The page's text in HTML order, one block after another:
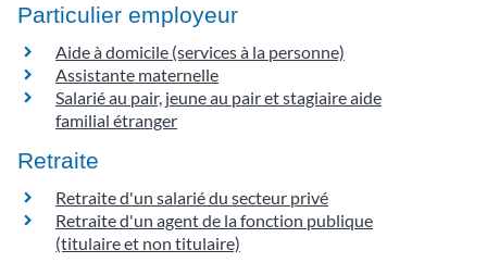
Particulier employeur
Aide à domicile (services à la personne)
Assistante maternelle
Salarié au pair, jeune au pair et stagiaire aide
familial étranger
Retraite
Retraite d'un salarié du secteur privé
Retraite d'un agent de la fonction publique
(titulaire et non titulaire)